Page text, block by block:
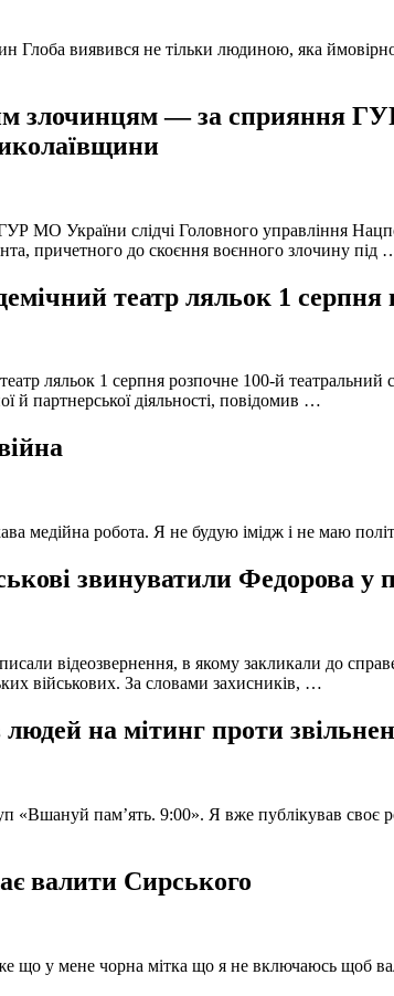
Глоба виявився не тільки людиною, яка
злочинцям — за сприяння ГУР
МО України слідчі Головного управління
причетного до скоєння воєнного злочину під
театр ляльок 1 серпня
ляльок 1 серпня розпочне 100-й
й партнерської діяльності, повідомив …
медійна робота. Я не будую імідж і не маю
звинуватили Федорова у
відеозвернення, в якому закликали до
військових. За словами захисників, …
людей на мітинг проти
«Вшануй пам’ять. 9:00». Я вже публікував
валити Сирського
що у мене чорна мітка що я не включаюсь щоб